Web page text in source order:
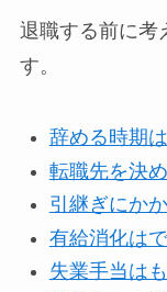
退職する前に考
す。
辞める時期
転職先を決
引継ぎにか
有給消化は
失業手当は